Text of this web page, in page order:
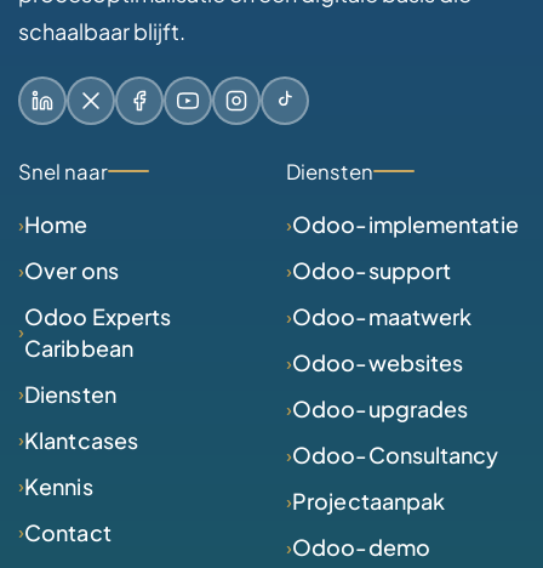
schaalbaar blijft.
LinkedInX / Twitter
Facebook
YouTubeInstagram
TikTok
Snel naar
Home
Over ons
Odoo Experts
Caribbean
Diensten
Klantcases
Kennis
Contact
Diensten
Odoo-implementatie
Odoo-support
Odoo-maatwerk
Odoo-websites
Odoo-upgrades
Odoo-Consultancy
Projectaanpak
Odoo-demo